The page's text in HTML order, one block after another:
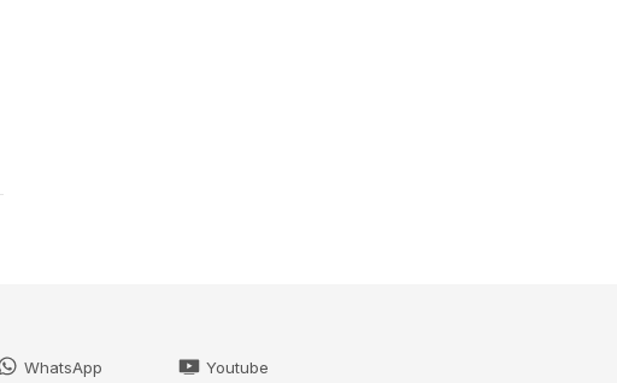
WhatsApp Youtube